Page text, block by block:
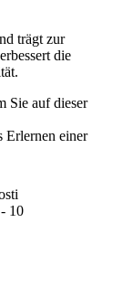
trägt zur
die
Sie auf dieser
Erlernen einer
10